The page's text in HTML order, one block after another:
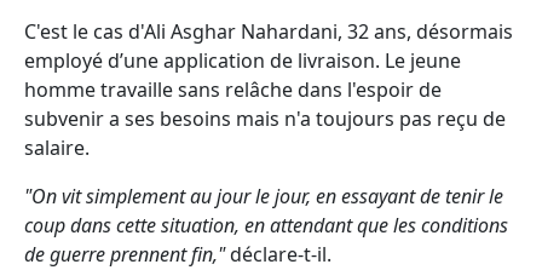
C'est le cas d'Ali Asghar Nahardani, 32 ans, désormais
employé d’une application de livraison. Le jeune
homme travaille sans relâche dans l'espoir de
subvenir a ses besoins mais n'a toujours pas reçu de
salaire.
"On vit simplement au jour le jour, en essayant de tenir le
coup dans cette situation, en attendant que les conditions
de guerre prennent fin,"déclare-t-il.